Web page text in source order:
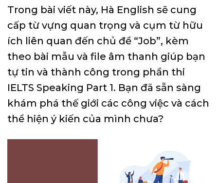
Trong bài viết này, Hà English sẽ cung
cấp từ vựng quan trọng và cụm từ hữu
ích liên quan đến chủ đề “Job”, kèm
theo bài mẫu và file âm thanh giúp bạn
tự tin và thành công trong phần thi
IELTS Speaking Part 1. Bạn đã sẵn sàng
khám phá thế giới các công việc và cách
thể hiện ý kiến của mình chưa?